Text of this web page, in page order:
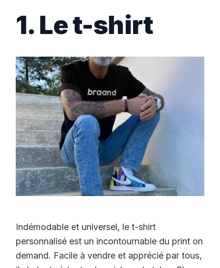
1. Le t-shirt
Indémodable et universel, le t-shirt
personnalisé est un incontournable du print on
demand. Facile à vendre et apprécié par tous,